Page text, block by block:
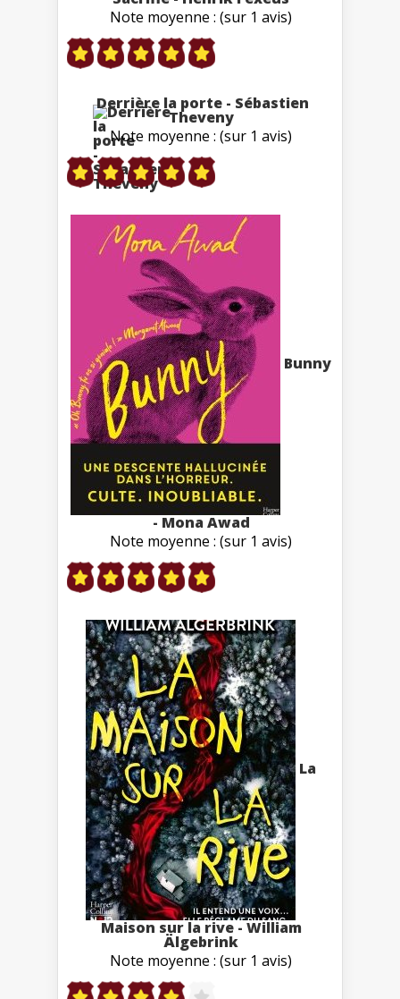
Note moyenne : (sur 1 avis)
Derrière la porte - Sébastien
Theveny
Note moyenne : (sur 1 avis)
Bunny
- Mona Awad
Note moyenne : (sur 1 avis)
La
Maison sur la rive - William
Älgebrink
Note moyenne : (sur 1 avis)